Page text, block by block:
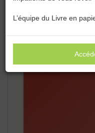
L’équipe du Livre en